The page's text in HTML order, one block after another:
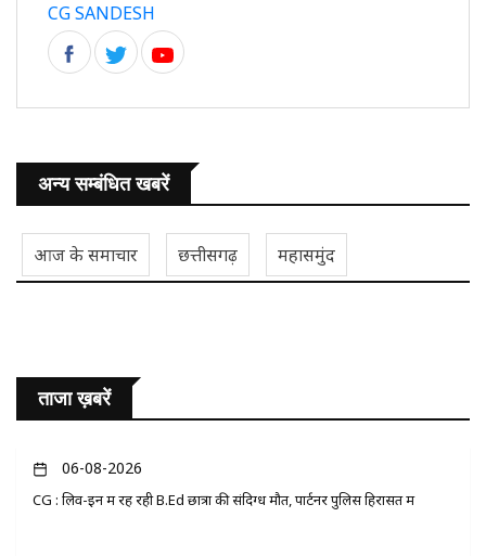
CG SANDESH
अन्य सम्बंधित खबरें
आज के समाचार छत्तीसगढ़ महासमुंद
ताजा ख़बरें
06-08-2026
CG : लिव-इन में रह रही B.Ed छात्रा की संदिग्ध मौत, पार्टनर पुलिस हिरासत में